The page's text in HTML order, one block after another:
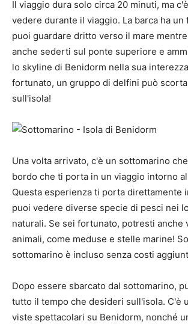
Il viaggio dura solo circa 20 minuti, ma
vedere durante il viaggio. La barca ha un
puoi guardare dritto verso il mare
anche sederti sul ponte superiore e
lo skyline di Benidorm nella sua
fortunato, un gruppo di delfini può
sull'isola!
Una volta arrivato, c'è un sottomarino
bordo che ti porta in un viaggio intorno
Questa esperienza ti porta direttamente
puoi vedere diverse specie di pesci nei
naturali. Se sei fortunato, potresti anche
animali, come meduse e stelle marine!
sottomarino è incluso senza costi
Dopo essere sbarcato dal sottomarino,
tutto il tempo che desideri sull'isola. C'è
viste spettacolari su Benidorm, nonché